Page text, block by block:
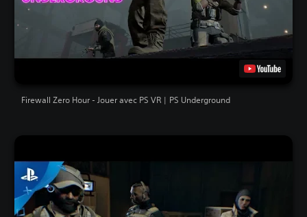
Firewall Zero Hour - Jouer avec PS VR | PS Underground